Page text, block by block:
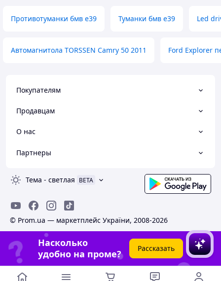
Противотуманки бмв е39 Туманки бмв е39 Led
Автомагнитола TORSSEN Camry 50 2011 Ford Explorer
Покупателям
Продавцам
О нас
Партнеры
Тема - светлая BETA
© Prom.ua — маркетплейс України, 2008-2026
Насколько
удобно на проме?
Рассказать